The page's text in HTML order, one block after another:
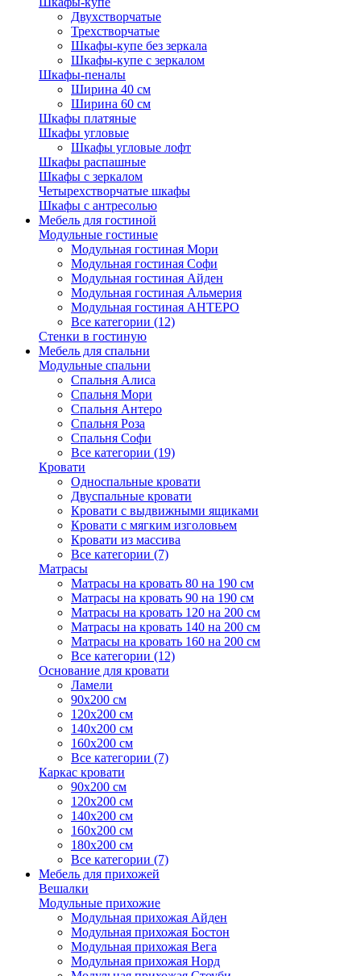
Двухстворчатые
Трехстворчатые
Шкафы-купе без зеркала
Шкафы-купе с зеркалом
Шкафы-пеналы
Ширина 40 см
Ширина 60 см
Шкафы платяные
Шкафы угловые
Шкафы угловые лофт
Шкафы распашные
Шкафы с зеркалом
Четырехстворчатые шкафы
Шкафы с антресолью
Мебель для гостиной
Модульные гостиные
Модульная гостиная Мори
Модульная гостиная Софи
Модульная гостиная Айден
Модульная гостиная Альмерия
Модульная гостиная АНТЕРО
Все категории (12)
Стенки в гостиную
Мебель для спальни
Модульные спальни
Спальня Алиса
Спальня Мори
Спальня Антеро
Спальня Роза
Спальня Софи
Все категории (19)
Кровати
Односпальные кровати
Двуспальные кровати
Кровати с выдвижными ящиками
Кровати с мягким изголовьем
Кровати из массива
Все категории (7)
Матрасы
Матрасы на кровать 80 на 190 см
Матрасы на кровать 90 на 190 см
Матрасы на кровать 120 на 200 см
Матрасы на кровать 140 на 200 см
Матрасы на кровать 160 на 200 см
Все категории (12)
Основание для кровати
Ламели
90х200 см
120х200 см
140х200 см
160х200 см
Все категории (7)
Каркас кровати
90х200 см
120х200 см
140х200 см
160х200 см
180х200 см
Все категории (7)
Мебель для прихожей
Вешалки
Модульные прихожие
Модульная прихожая Айден
Модульная прихожая Бостон
Модульная прихожая Вега
Модульная прихожая Норд